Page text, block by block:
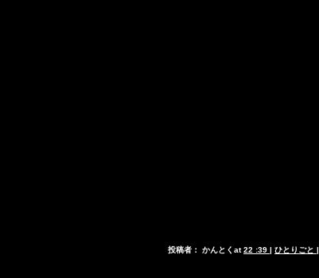
投稿者： かんとくat22 :39 | ひとりごと |